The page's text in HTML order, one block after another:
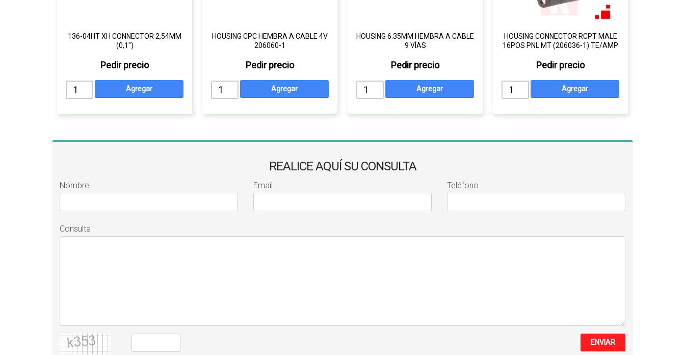
136-04HT XH CONNECTOR 2,54MM
(0,1")
Pedir precio
HOUSING CPC HEMBRA A CABLE 4V
206060-1
Pedir precio
HOUSING 6.35MM HEMBRA A CABLE
9 VÍAS
Pedir precio
HOUSING CONNECTOR RCPT MALE
16POS PNL MT (206036-1) TE/AMP
Pedir precio
REALICE AQUÍ SU CONSULTA
Nombre Email Teléfono
Consulta
ENVIAR